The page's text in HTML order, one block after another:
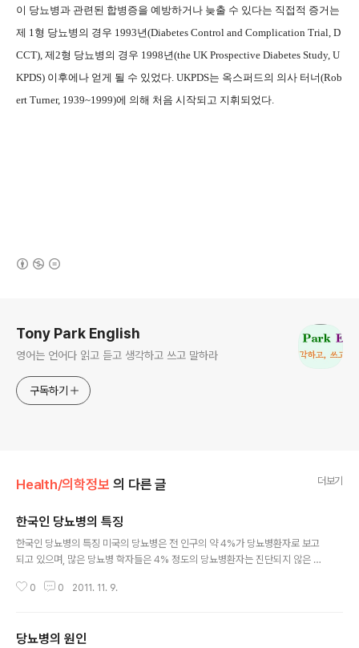
이 당뇨병과 관련된 합병증을 예방하거나 늦출 수 있다는 직접적 증거는
제 1형 당뇨병의 경우 1993년(Diabetes Control and Complication Trial, D
CCT), 제2형 당뇨병의 경우 1998년(the UK Prospective Diabetes Study, U
KPDS) 이후에나 얻게 될 수 있었다. UKPDS는 옥스퍼드의 의사 터너(Rob
ert Turner, 1939~1999)에 의해 처음 시작되고 지휘되었다.
Tony Park English
영어는 언어다 읽고 듣고 생각하고 쓰고 말하라
구독하기
Health/의학정보 의 다른 글 더보기
한국인 당뇨병의 특징
한국인 당뇨병의 특징 미국의 당뇨병은 전 인구의 약 4%가 당뇨병환자로 보고
되고 있으며, 많은 당뇨병 학자들은 4% 정도의 당뇨병환자는 진단되지 않은 상
면 약 10%의 환자들이 인슐린 의존 형 당뇨병으로 보고되고 나머지 약 90%의
차성 당뇨병 등 기타 형태의 당뇨병에 속한다. 당뇨병환자의 대부분을 차지하는
0 0 2011. 11. 9.
당뇨병의 원인